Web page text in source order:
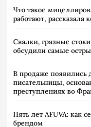
Что такое
работают, рассказала
Свалки, грязные
обсудили самые
В продаже появились
писательницы,
преступлениях во
Пять лет AFUVA: как
брендом